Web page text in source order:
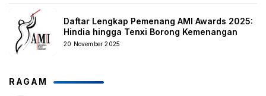
Daftar Lengkap Pemenang AMI Awards 2025:
Hindia hingga Tenxi Borong Kemenangan
20 November 2025
RAGAM